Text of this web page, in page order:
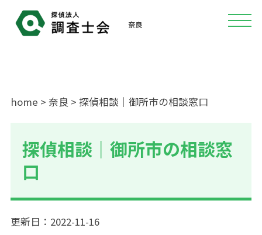
奈良
home > 奈良 > 探偵相談｜御所市の相談窓口
探偵相談｜御所市の相談窓
口
更新日：2022-11-16